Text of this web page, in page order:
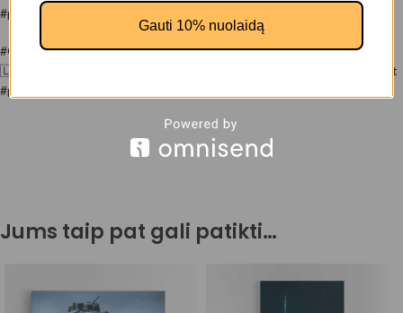
#paveikslasantdrobes
#CYBERVILNIUS #vilnius #lietuva #govilnius #vilniusoldtown #lietuva
🇱🇹 #lithuania🇱🇹 #photoshopart #photomanipulation #cyberpunkart
#ps #vilniusiloveyou
Jums taip pat gali patikti…
Gauti 10% nuolaidą